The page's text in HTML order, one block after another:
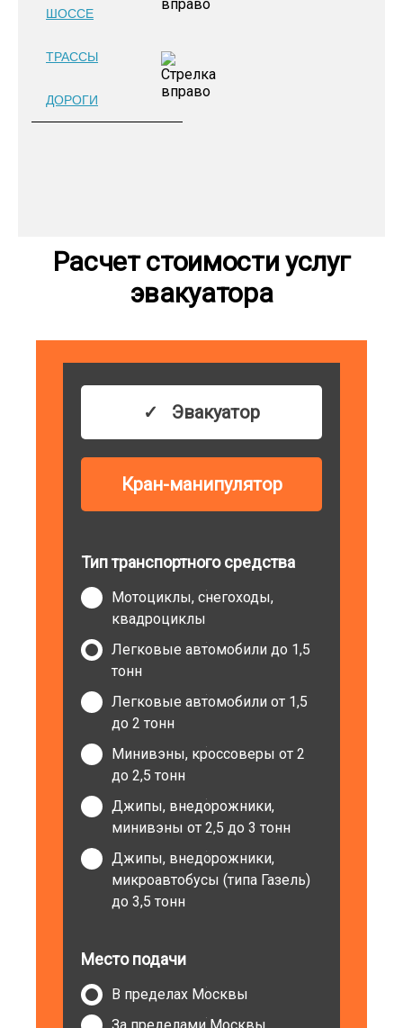
ШОССЕ
ТРАССЫ
ДОРОГИ
Расчет стоимости услуг
эвакуатора
Эвакуатор
Кран-манипулятор
Тип транспортного средства
Мотоциклы, снегоходы,
квадроциклы
Легковые автомобили до 1,5
тонн
Легковые автомобили от 1,5
до 2 тонн
Минивэны, кроссоверы от 2
до 2,5 тонн
Джипы, внедорожники,
минивэны от 2,5 до 3 тонн
Джипы, внедорожники,
микроавтобусы (типа Газель)
до 3,5 тонн
Место подачи
В пределах Москвы